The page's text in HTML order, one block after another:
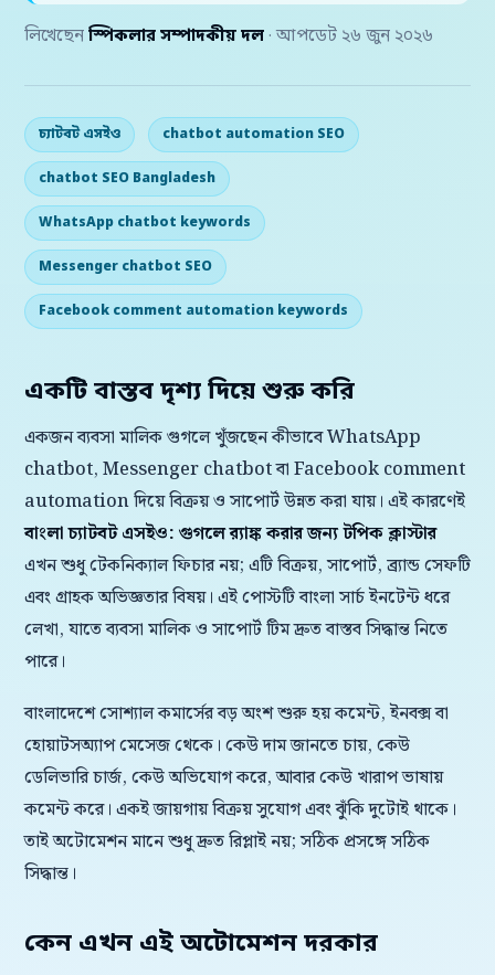
লিখেছেন স্পিকলার সম্পাদকীয় দল · আপডেট ২৬ জুন ২০২৬
চ্যাটবট এসইও chatbot automation SEO
chatbot SEO Bangladesh
WhatsApp chatbot keywords
Messenger chatbot SEO
Facebook comment automation keywords
একটি বাস্তব দৃশ্য দিয়ে শুরু করি
একজন ব্যবসা মালিক গুগলে খুঁজছেন কীভাবে WhatsApp
chatbot, Messenger chatbot বা Facebook comment
automation দিয়ে বিক্রয় ও সাপোর্ট উন্নত করা যায়। এই কারণেই
বাংলা চ্যাটবট এসইও: গুগলে র‍্যাঙ্ক করার জন্য টপিক ক্লাস্টার
এখন শুধু টেকনিক্যাল ফিচার নয়; এটি বিক্রয়, সাপোর্ট, ব্র্যান্ড সেফটি
এবং গ্রাহক অভিজ্ঞতার বিষয়। এই পোস্টটি বাংলা সার্চ ইনটেন্ট ধরে
লেখা, যাতে ব্যবসা মালিক ও সাপোর্ট টিম দ্রুত বাস্তব সিদ্ধান্ত নিতে
পারে।
বাংলাদেশে সোশ্যাল কমার্সের বড় অংশ শুরু হয় কমেন্ট, ইনবক্স বা
হোয়াটসঅ্যাপ মেসেজ থেকে। কেউ দাম জানতে চায়, কেউ
ডেলিভারি চার্জ, কেউ অভিযোগ করে, আবার কেউ খারাপ ভাষায়
কমেন্ট করে। একই জায়গায় বিক্রয় সুযোগ এবং ঝুঁকি দুটোই থাকে।
তাই অটোমেশন মানে শুধু দ্রুত রিপ্লাই নয়; সঠিক প্রসঙ্গে সঠিক
সিদ্ধান্ত।
কেন এখন এই অটোমেশন দরকার